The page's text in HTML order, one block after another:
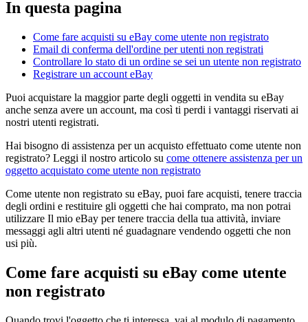
In questa pagina
Come fare acquisti su eBay come utente non registrato
Email di conferma dell'ordine per utenti non registrati
Controllare lo stato di un ordine se sei un utente non registrato
Registrare un account eBay
Puoi acquistare la maggior parte degli oggetti in vendita su eBay
anche senza avere un account, ma così ti perdi i vantaggi riservati ai
nostri utenti registrati.
Hai bisogno di assistenza per un acquisto effettuato come utente non
registrato? Leggi il nostro articolo su come ottenere assistenza per un
oggetto acquistato come utente non registrato
Come utente non registrato su eBay, puoi fare acquisti, tenere traccia
degli ordini e restituire gli oggetti che hai comprato, ma non potrai
utilizzare Il mio eBay per tenere traccia della tua attività, inviare
messaggi agli altri utenti né guadagnare vendendo oggetti che non
usi più.
Come fare acquisti su eBay come utente
non registrato